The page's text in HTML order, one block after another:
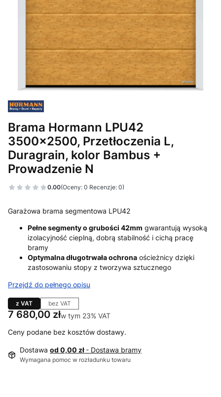
Brama Hormann LPU42
3500x2500, Przetłoczenia L,
Duragrain, kolor Bambus +
Prowadzenie N
0.00(Oceny: 0 Recenzje: 0)
Garażowa brama segmentowa LPU42
Pełne segmenty o grubości 42mm gwarantują wysoką
izolacyjność cieplną, dobrą stabilność i cichą pracę
bramy
Optymalna długotrwała ochrona ościeżnicy dzięki
zastosowaniu stopy z tworzywa sztucznego
Przejdź do pełnego opisu
z VAT bez VAT
Cena
7 680,00 złw tym 23% VAT
w tym 23% VAT
Ceny podane bez kosztów dostawy.
Dostawa od 0,00 zł - Dostawa bramy
Wymagana pomoc w rozładunku towaru